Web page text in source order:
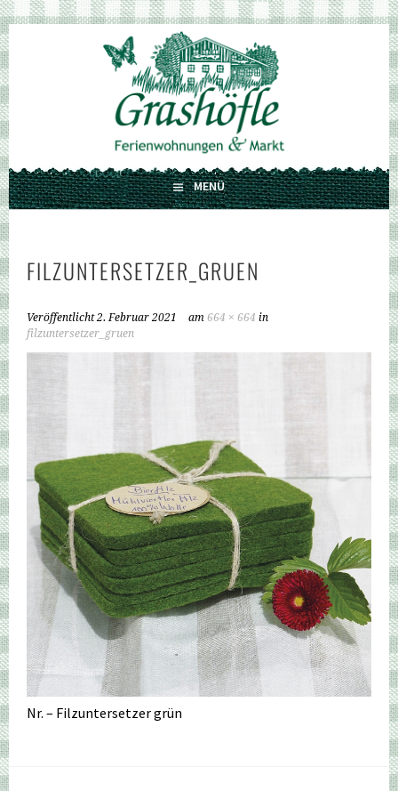
Springe
zum
Inhalt
GRASHÖFLE
FERIENWOHNUNGEN UND MARKT
MENÜ
FILZUNTERSETZER_GRUEN
Veröffentlicht2. Februar 2021 am 664 × 664 in
filzuntersetzer_gruen
Nr. – Filzuntersetzer grün